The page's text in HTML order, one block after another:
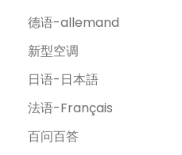
德语-allemand
新型空调
日语-日本語
法语-Français
百问百答